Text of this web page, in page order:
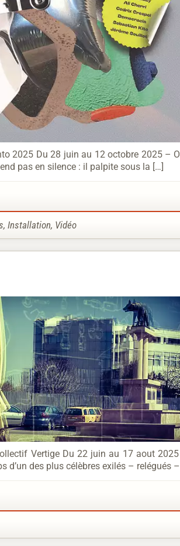
2025 Du 28 juin au 12 octobre 2025 –
pas en silence : il palpite sous la […]
, Installation, Vidéo
Vertige Du 22 juin au 17 aout
d’un des plus célèbres exilés – relégués